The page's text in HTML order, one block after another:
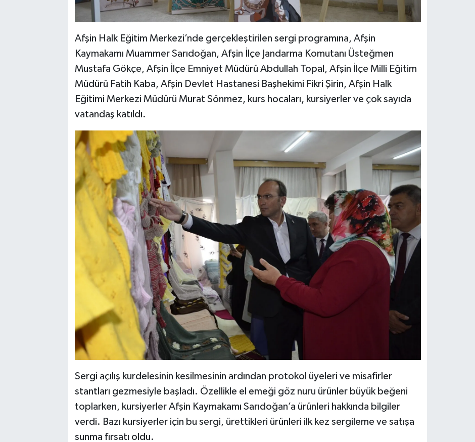
Afşin Halk Eğitim Merkezi’nde gerçekleştirilen sergi programına, Afşin
Kaymakamı Muammer Sarıdoğan, Afşin İlçe Jandarma Komutanı Üsteğmen
Mustafa Gökçe, Afşin İlçe Emniyet Müdürü Abdullah Topal, Afşin İlçe Milli Eğitim
Müdürü Fatih Kaba, Afşin Devlet Hastanesi Başhekimi Fikri Şirin, Afşin Halk
Eğitimi Merkezi Müdürü Murat Sönmez, kurs hocaları, kursiyerler ve çok sayıda
vatandaş katıldı.
Sergi açılış kurdelesinin kesilmesinin ardından protokol üyeleri ve misafirler
stantları gezmesiyle başladı. Özellikle el emeği göz nuru ürünler büyük beğeni
toplarken, kursiyerler Afşin Kaymakamı Sarıdoğan’a ürünleri hakkında bilgiler
verdi. Bazı kursiyerler için bu sergi, ürettikleri ürünleri ilk kez sergileme ve satışa
sunma fırsatı oldu.